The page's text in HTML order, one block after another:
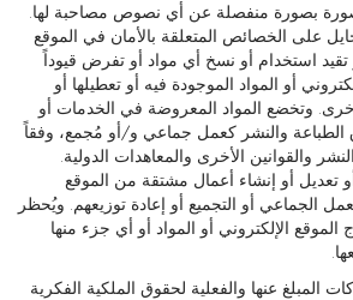
بصورة منفصلة عن أي نصوص مصاحبة لها.
على الخصائص المتعلقة بالأمان في الموقع
تقيد استخدام أو نسخ أي مواد أو تفرض قيوداً
أو المواد الموجودة فيه أو تعطيلها أو
وتخضع المواد المعروضة في الخدمات أو
الطباعة والنشر كعمل جماعي و/أو مُجمع، وفقاً
والقوانين الأخرى والمعاهدات الدولية.
أو إنشاء أعمال مشتقة من الموقع
الجماعي أو التجميع أو إعادة توزيعهم. ويُحظر
الإلكتروني أو المواد أو أي جزء منها
المبلغ عنها والفعلية لحقوق الملكية الفكرية